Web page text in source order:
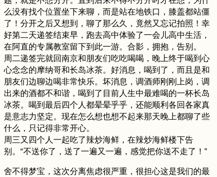
么没有找个位置坐下来聊，而是站在地铁口，膝盖都站僵
了！分开之后又想到，聊了那么久，竟然又忘记拍照！幸
好第二天递签结束早，跑去高中体验了一会儿高中生活，
在阿直的专属教室留下到此一游。合影，拥抱，告别。
周二递签完就回南京和朋友们吃吃喝喝，晚上终于喝到心
心念念的摩纳哥和长岛冰茶。好消息，喝到了，而且是和
朋友们边聊边喝非常快乐。坏消息，调酒师刚刚上岗，调
出来的酒都不和谐，喝到了目前人生中最难喝的一杯长岛
冰茶。喝到最后四个人都晕晕乎乎，还能顺利各回各家真
是意志力坚定。现在怎么想也想不起来那天晚上都聊了些
什么，只记得非常开心。
周三又四个人一起吃了辣炒海鲜，在辣炒海鲜楼下告
别。“不送你了，送了一遍又一遍，感觉把你送不走了！”
舍不得梦宝，这次分离焦虑很严重，很担心这是我们的最